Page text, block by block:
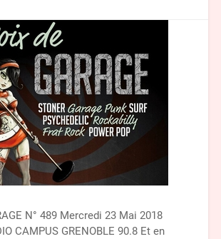
N° 489 Mercredi 23 Mai 2018
CAMPUS GRENOBLE 90.8 Et en